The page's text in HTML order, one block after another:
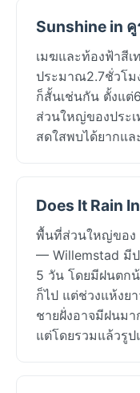
Sunshine in
เมฆและท้องฟ้าสีเ
ประมาณ2.7ชั่วโม
ก็สั้นเช่นกัน ตั้งแต่
ส่วนใหญ่ของประ
สดใสพบได้ยากแล
Does It Rain
พื้นที่ส่วนใหญ่ของ
— Willemstad มี
5 วัน โดยมีฝนตก
ก็ไป แต่ช่วงแห้งย
ชายฝั่งอาจมีฝนม
แต่โดยรวมแล้วรู